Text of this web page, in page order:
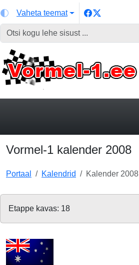
Vaheta teemat
Vormel-1 kalender 2008
Portaal Kalendrid Kalender 2008
Etappe kavas: 18